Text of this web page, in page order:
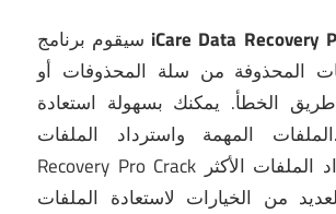
سيقوم برنامج iCare Data Recovery
المحذوفة من سلة المحذوفات أو
الخطأ. يمكنك بسهولة استعادة
Recovery Pro Crack هي أداة استرداد الملفات الأكثر
من الخيارات لاستعادة الملفات